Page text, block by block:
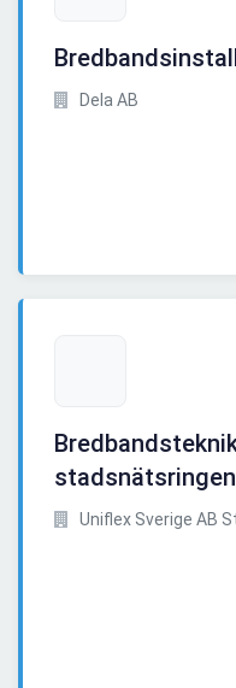
Dela AB
stadsnätsringen
Uniflex Sverige AB